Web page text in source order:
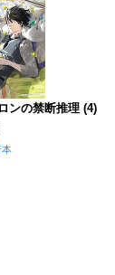
ンの禁断推理 (4)
本